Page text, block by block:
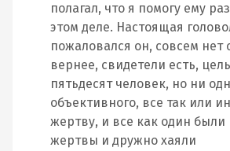
полагал, что я помогу ему
этом деле. Настоящая
пожаловался он, совсем нет
вернее, свидетели есть,
пятьдесят человек, но ни
объективного, все так или
жертву, и все как один были
жертвы и дружно хаяли